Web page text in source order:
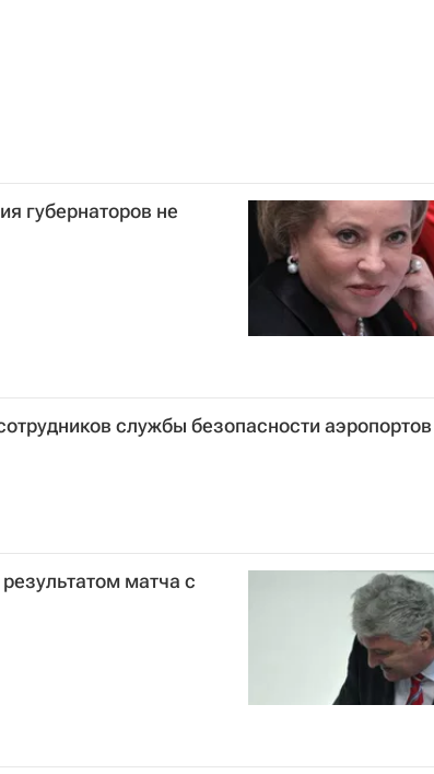
губернаторов не
службы безопасности аэропортов
матча с